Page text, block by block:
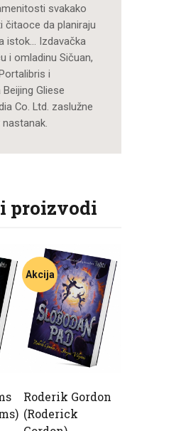
svakako
čitaoce da planiraju
istok… Izdavačka
i omladinu Sičuan,
i
Gliese
Co. Ltd. zaslužne
proizvodi
Akcija
Roderik Gordon
(Roderick